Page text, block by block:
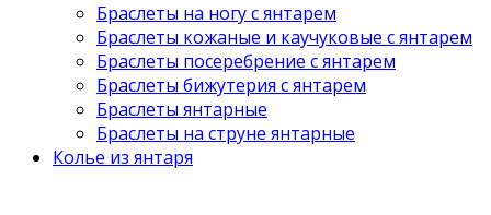
Браслеты на ногу с янтарем
Браслеты кожаные и каучуковые с янтарем
Браслеты посеребрение с янтарем
Браслеты бижутерия с янтарем
Браслеты янтарные
Браслеты на струне янтарные
Колье из янтаря